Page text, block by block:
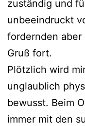
zuständig und
unbeeindruckt
fordernden
Gruß fort.
Plötzlich wird
unglaublich
bewusst. Beim
immer mit den